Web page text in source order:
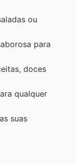
ou
para
doces
qualquer
suas